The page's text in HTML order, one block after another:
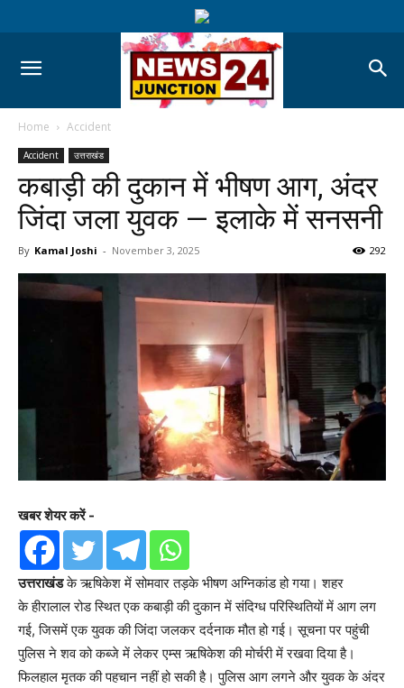
Home Accident
Accident उत्तराखंड
कबाड़ी की दुकान में भीषण आग, अंदर
जिंदा जला युवक — इलाके में सनसनी
By Kamal Joshi - November 3, 2025 292
खबर शेयर करें -
उत्तराखंडके ऋषिकेश में सोमवार तड़के भीषण अग्निकांड हो गया। शहर
के हीरालाल रोड स्थित एक कबाड़ी की दुकान में संदिग्ध परिस्थितियों में आग लग
गई, जिसमें एक युवक की जिंदा जलकर दर्दनाक मौत हो गई। सूचना पर पहुंची
पुलिस ने शव को कब्जे में लेकर एम्स ऋषिकेश की मोर्चरी में रखवा दिया है।
फिलहाल मृतक की पहचान नहीं हो सकी है। पुलिस आग लगने और युवक के अंदर